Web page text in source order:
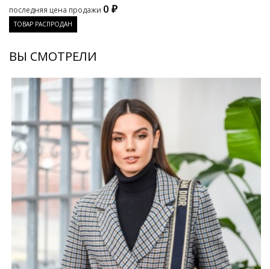
последняя цена продажи 0 ₽
ТОВАР РАСПРОДАН
ВЫ СМОТРЕЛИ